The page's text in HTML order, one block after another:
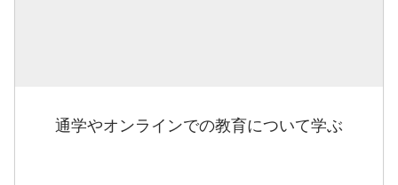
通学やオンラインでの教育について学ぶ